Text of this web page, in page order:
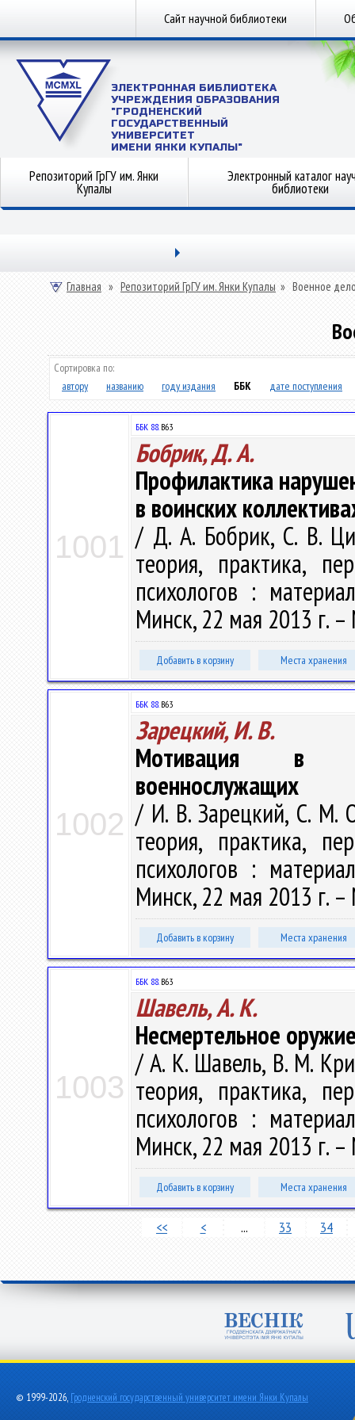
Сайт научной библиотеки
ЭЛЕКТРОННАЯ БИБЛИОТЕКА
УЧРЕЖДЕНИЯ ОБРАЗОВАНИЯ
"ГРОДНЕНСКИЙ
ГОСУДАРСТВЕННЫЙ
УНИВЕРСИТЕТ
ИМЕНИ ЯНКИ КУПАЛЫ"
Репозиторий ГрГУ им. Янки
Купалы
Электронный каталог
библиотеки
Главная » Репозиторий ГрГУ им. Янки Купалы » Военное
Сортировка по:
автору
названию году издания ББК дате поступления
1001
ББК 88.В63
Бобрик, Д. А.
Профилактика
в воинских
/ Д. А. Бобрик, С. В.
теория, практика,
психологов :
Минск, 22 мая 2013 г.
Добавить в корзину Места хранения
1002
ББК 88.В63
Зарецкий, И. В.
Мотивация в
военнослужащих
/ И. В. Зарецкий, С. М.
теория, практика,
психологов :
Минск, 22 мая 2013 г.
Добавить в корзину Места хранения
1003
ББК 88.В63
Шавель, А. К.
Несмертельное
/ А. К. Шавель, В. М.
теория, практика,
психологов :
Минск, 22 мая 2013 г.
Добавить в корзину Места хранения
<< < ... 33 34
© 1999-2026, Гродненский государственный университет имени Янки Купалы